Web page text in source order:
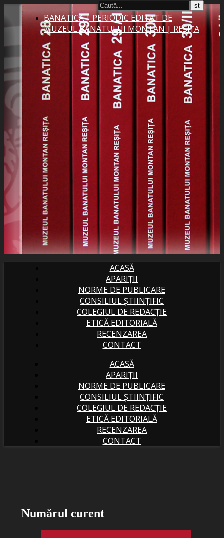
BANATICA | PERIODIC EDITAT DE
MUZEUL BANATULUI MONTAN | REȘIȚA
ACASĂ
APARIȚII
NORME DE PUBLICARE
CONSILIUL ȘTIINȚIFIC
COLEGIUL DE REDACȚIE
ETICĂ EDITORIALĂ
RECENZAREA
CONTACT
ACASĂ
APARIȚII
NORME DE PUBLICARE
CONSILIUL ȘTIINȚIFIC
COLEGIUL DE REDACȚIE
ETICĂ EDITORIALĂ
RECENZAREA
CONTACT
Numărul curent